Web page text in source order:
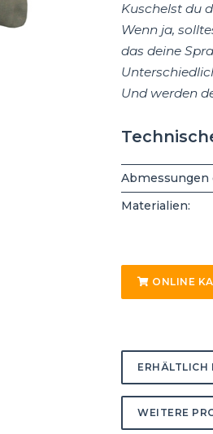
Kuschelst du
Wenn ja,
das deine
Und werden
Abmessungen
Materialien:
ONLINE
ERHÄLTLICH
WEITERE